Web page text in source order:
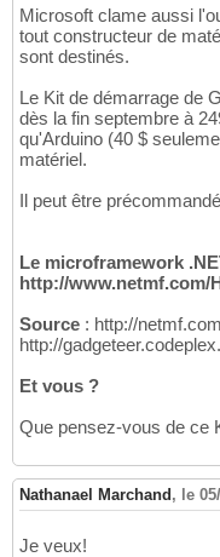
Microsoft clame aussi
tout constructeur de
sont destinés.
Le Kit de démarrage de
dès la fin septembre à
qu'Arduino (40 $
matériel.
Il peut être
Le microframework
http://www.netmf.com/
Source : http://
http://
Et vous ?
Que pensez-vous de ce
Nathanael Marchand , le
Je veux!